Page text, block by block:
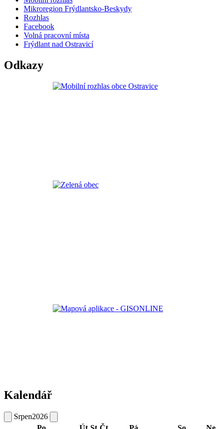
Mikroregion Frýdlantsko-Beskydy
Rozhlas
Facebook
Volná pracovní místa
Frýdlant nad Ostravicí
Odkazy
Kalendář
Srpen2026